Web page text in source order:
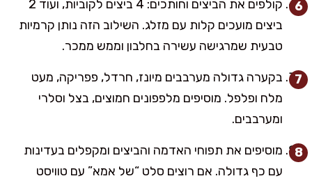
קולפים את הביצים וחותכים: 4 ביצים לקוביות, ועוד 2
ביצים מועכים קלות עם מזלג. השילוב הזה נותן קרמיות
טבעית שמרגישה עשירה בחלבון וממש ממכר.
בקערה גדולה מערבבים מיונז, חרדל, פפריקה, מעט
מלח ופלפל. מוסיפים מלפפונים חמוצים, בצל וסלרי
ומערבבים.
מוסיפים את תפוחי האדמה והביצים ומקפלים בעדינות
עם כף גדולה. אם רוצים סלט “של אמא” עם טוויסט